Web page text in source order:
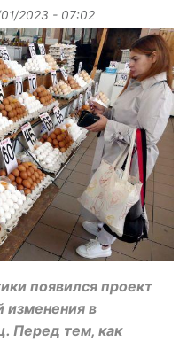
2023 - 07:02
появился проект
изменения в
Перед тем, как